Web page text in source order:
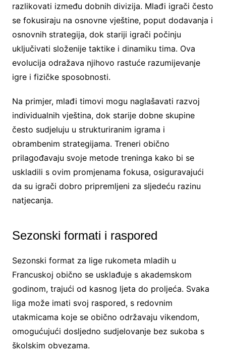
razlikovati između dobnih divizija. Mlađi igrači često
se fokusiraju na osnovne vještine, poput dodavanja i
osnovnih strategija, dok stariji igrači počinju
uključivati složenije taktike i dinamiku tima. Ova
evolucija odražava njihovo rastuće razumijevanje
igre i fizičke sposobnosti.
Na primjer, mlađi timovi mogu naglašavati razvoj
individualnih vještina, dok starije dobne skupine
često sudjeluju u strukturiranim igrama i
obrambenim strategijama. Treneri obično
prilagođavaju svoje metode treninga kako bi se
uskladili s ovim promjenama fokusa, osiguravajući
da su igrači dobro pripremljeni za sljedeću razinu
natjecanja.
Sezonski formati i raspored
Sezonski format za lige rukometa mladih u
Francuskoj obično se usklađuje s akademskom
godinom, trajući od kasnog ljeta do proljeća. Svaka
liga može imati svoj raspored, s redovnim
utakmicama koje se obično održavaju vikendom,
omogućujući dosljedno sudjelovanje bez sukoba s
školskim obvezama.